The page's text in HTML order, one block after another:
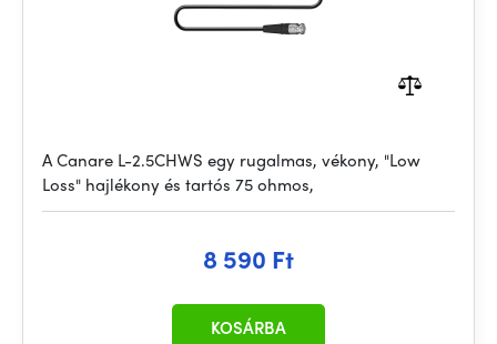
A Canare L-2.5CHWS egy rugalmas, vékony, "Low
Loss" hajlékony és tartós 75 ohmos,
8 590 Ft
KOSÁRBA